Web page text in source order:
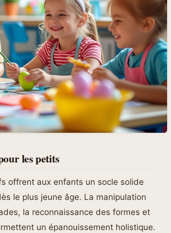
les petits
offrent aux enfants un socle solide
le plus jeune âge. La manipulation
la reconnaissance des formes et
un épanouissement holistique.